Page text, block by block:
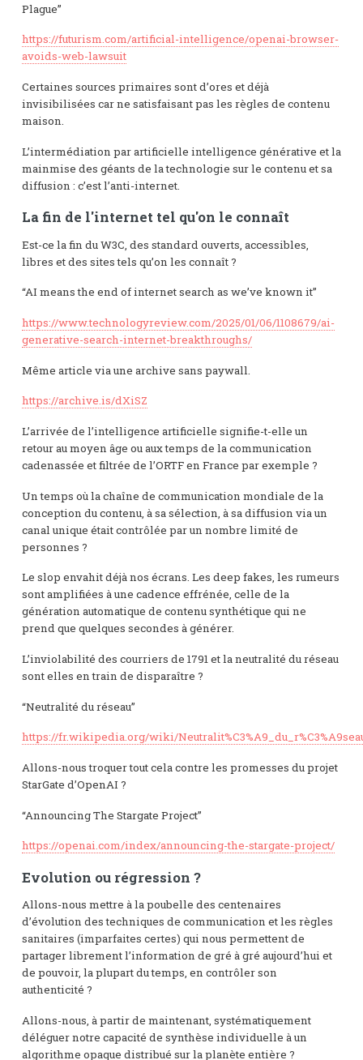
Plague”
https://futurism.com/artificial-intelligence/openai-browser-
avoids-web-lawsuit
Certaines sources primaires sont d’ores et déjà
invisibilisées car ne satisfaisant pas les règles de contenu
maison.
L’intermédiation par artificielle intelligence générative et la
mainmise des géants de la technologie sur le contenu et sa
diffusion : c’est l’anti-internet.
La fin de l'internet tel qu'on le connaît
Est-ce la fin du W3C, des standard ouverts, accessibles,
libres et des sites tels qu’on les connaît ?
“AI means the end of internet search as we’ve known it”
https://www.technologyreview.com/2025/01/06/1108679/ai-
generative-search-internet-breakthroughs/
Même article via une archive sans paywall.
https://archive.is/dXiSZ
L’arrivée de l’intelligence artificielle signifie-t-elle un
retour au moyen âge ou aux temps de la communication
cadenassée et filtrée de l’ORTF en France par exemple ?
Un temps où la chaîne de communication mondiale de la
conception du contenu, à sa sélection, à sa diffusion via un
canal unique était contrôlée par un nombre limité de
personnes ?
Le slop envahit déjà nos écrans. Les deep fakes, les rumeurs
sont amplifiées à une cadence effrénée, celle de la
génération automatique de contenu synthétique qui ne
prend que quelques secondes à générer.
L’inviolabilité des courriers de 1791 et la neutralité du réseau
sont elles en train de disparaître ?
“Neutralité du réseau”
https://fr.wikipedia.org/wiki/
Allons-nous troquer tout cela contre les promesses du projet
StarGate d’OpenAI ?
“Announcing The Stargate Project”
https://openai.com/index/announcing-the-stargate-project/
Evolution ou régression ?
Allons-nous mettre à la poubelle des centenaires
d’évolution des techniques de communication et les règles
sanitaires (imparfaites certes) qui nous permettent de
partager librement l’information de gré à gré aujourd’hui et
de pouvoir, la plupart du temps, en contrôler son
authenticité ?
Allons-nous, à partir de maintenant, systématiquement
déléguer notre capacité de synthèse individuelle à un
algorithme opaque distribué sur la planète entière ?